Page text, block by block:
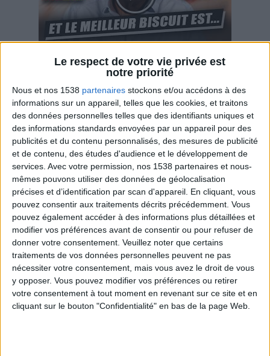
Le respect de votre vie privée est
notre priorité
Nous et nos 1538 partenaires stockons et/ou accédons à des
informations sur un appareil, telles que les cookies, et traitons
des données personnelles telles que des identifiants uniques et
des informations standards envoyées par un appareil pour des
publicités et du contenu personnalisés, des mesures de publicité
et de contenu, des études d'audience et le développement de
services. Avec votre permission, nos 1538 partenaires et nous-
mêmes pouvons utiliser des données de géolocalisation
précises et d’identification par scan d'appareil. En cliquant, vous
pouvez consentir aux traitements décrits précédemment. Vous
pouvez également accéder à des informations plus détaillées et
modifier vos préférences avant de consentir ou pour refuser de
donner votre consentement. Veuillez noter que certains
traitements de vos données personnelles peuvent ne pas
nécessiter votre consentement, mais vous avez le droit de vous
y opposer. Vous pouvez modifier vos préférences ou retirer
votre consentement à tout moment en revenant sur ce site et en
cliquant sur le bouton "Confidentialité" en bas de la page Web.
Savane, LU, Pepito, Harrys... Que valent vraiment
ces gâteaux ?
Webinaires en direct Voir tout
Peut-on remplacer la viande par des féculents ?
Consultation diététique du 05/08/2026